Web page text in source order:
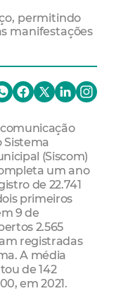
permitindo
manifestações
Sistema
(Siscom)
um ano
de 22.741
primeiros
9 de
2.565
registradas
A média
de 142
em 2021.